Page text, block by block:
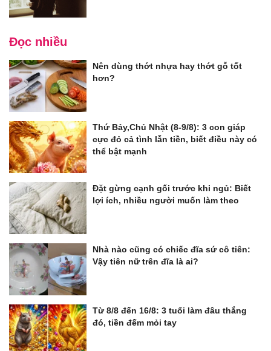
Đọc nhiều
Nên dùng thớt nhựa hay thớt gỗ tốt
hơn?
Thứ Bảy,Chủ Nhật (8-9/8): 3 con giáp
cực đỏ cả tình lẫn tiền, biết điều này có
thể bật mạnh
Đặt gừng cạnh gối trước khi ngủ: Biết
lợi ích, nhiều người muốn làm theo
Nhà nào cũng có chiếc đĩa sứ cô tiên:
Vậy tiên nữ trên đĩa là ai?
Từ 8/8 đến 16/8: 3 tuổi làm đâu thắng
đó, tiền đếm mỏi tay